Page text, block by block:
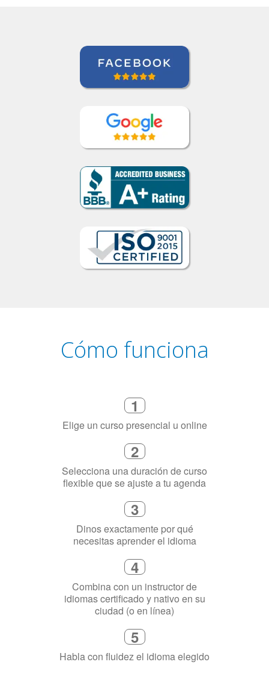
Cómo funciona
Elige un curso presencial u online
Selecciona una duración de curso
flexible que se ajuste a tu agenda
3
Dinos exactamente por qué
necesitas aprender el idioma
Combina con un instructor de
idiomas certificado y nativo en su
ciudad (o en línea)
Habla con fluidez el idioma elegido